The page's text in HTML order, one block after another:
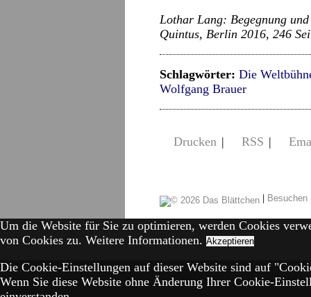
Lothar Lang: Begegnung
Quintus, Berlin 2016, 246
Schlagwörter: Die
Wolfgang Brauer
Drucken | RSS |
|
Um die Website für Sie zu optimieren, werden Cookies
von Cookies zu. Weitere Informationen. Akzeptieren
Die Cookie-Einstellungen auf dieser Website sind auf
Wenn Sie diese Website ohne Änderung Ihrer Cookie-